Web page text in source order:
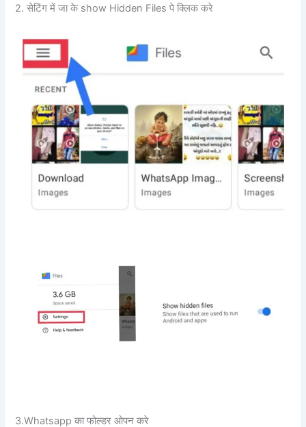
2. सेटिंग में जा के show Hidden Files पे क्लिक करे
3.Whatsapp का फोल्डर ओपन करे